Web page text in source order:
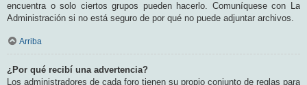
encuentra o solo ciertos grupos pueden hacerlo. Comuníquese con La
Administración si no está seguro de por qué no puede adjuntar archivos.
Arriba
¿Por qué recibí una advertencia?
Los administradores de cada foro tienen su propio conjunto de reglas para